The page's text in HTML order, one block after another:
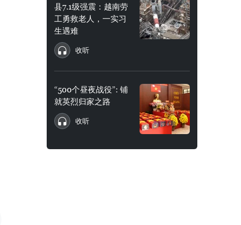
县7.1级强震：越南劳
工勇救老人，一实习
生遇难
收听
“500个昼夜战役”: 铺
就英烈归家之路
收听